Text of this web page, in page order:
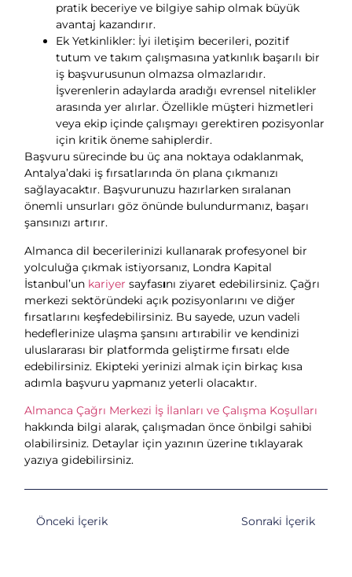
pratik beceriye ve bilgiye sahip olmak büyük
avantaj kazandırır.
Ek Yetkinlikler: İyi iletişim becerileri, pozitif
tutum ve takım çalışmasına yatkınlık başarılı bir
iş başvurusunun olmazsa olmazlarıdır.
İşverenlerin adaylarda aradığı evrensel nitelikler
arasında yer alırlar. Özellikle müşteri hizmetleri
veya ekip içinde çalışmayı gerektiren pozisyonlar
için kritik öneme sahiplerdir.
Başvuru sürecinde bu üç ana noktaya odaklanmak,
Antalya’daki iş fırsatlarında ön plana çıkmanızı
sağlayacaktır. Başvurunuzu hazırlarken sıralanan
önemli unsurları göz önünde bulundurmanız, başarı
şansınızı artırır.
Almanca dil becerilerinizi kullanarak profesyonel bir
yolculuğa çıkmak istiyorsanız, Londra Kapital
İstanbul’un kariyersayfasını ziyaret edebilirsiniz. Çağrı
merkezi sektöründeki açık pozisyonlarını ve diğer
fırsatlarını keşfedebilirsiniz. Bu sayede, uzun vadeli
hedeflerinize ulaşma şansını artırabilir ve kendinizi
uluslararası bir platformda geliştirme fırsatı elde
edebilirsiniz. Ekipteki yerinizi almak için birkaç kısa
adımla başvuru yapmanız yeterli olacaktır.
Almanca Çağrı Merkezi İş İlanları ve Çalışma Koşulları
hakkında bilgi alarak, çalışmadan önce önbilgi sahibi
olabilirsiniz. Detaylar için yazının üzerine tıklayarak
yazıya gidebilirsiniz.
Önceki İçerik Sonraki İçerik